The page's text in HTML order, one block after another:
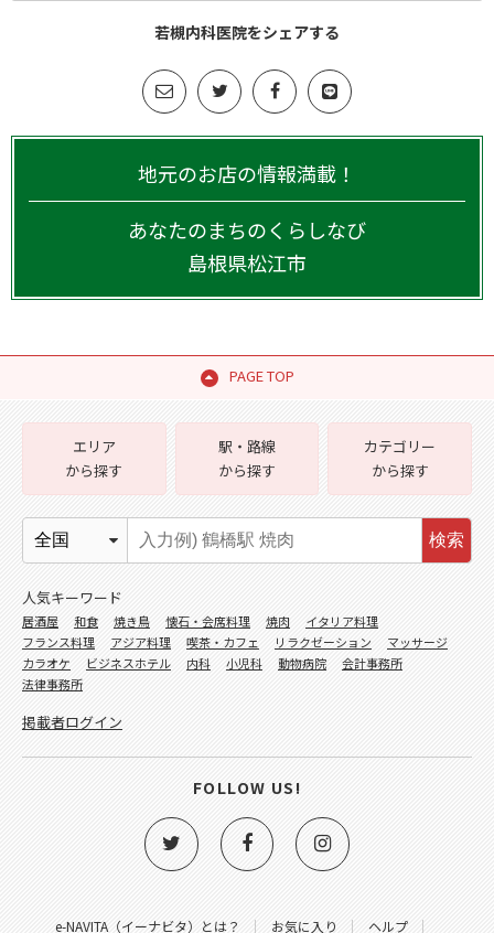
若槻内科医院をシェアする
地元のお店の情報満載！
あなたのまちのくらしなび
島根県松江市
PAGE TOP
e-NAVITA（イーナビタ）とは？ お気に入り ヘルプ
エリア
から探す
駅・路線
から探す
カテゴリー
から探す
検索
人気キーワード
居酒屋 和食 焼き鳥 懐石・会席料理 焼肉
イタリア料理
フランス料理
アジア料理 喫茶・カフェ リラクゼーション
マッサージ
カラオケ
ビジネスホテル 内科 小児科 動物病院
会計事務所
法律事務所
掲載者ログイン
FOLLOW US!